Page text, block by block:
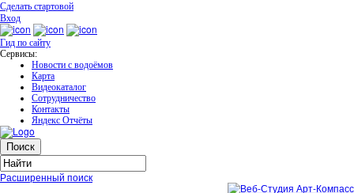
Сделать стартовой
Вход
Гид по сайту
Сервисы:
Новости с водоёмов
Карта
Видеокаталог
Сотрудничество
Контакты
Яндекс Отчёты
Расширенный поиск